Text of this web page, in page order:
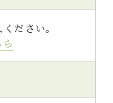
ださい。